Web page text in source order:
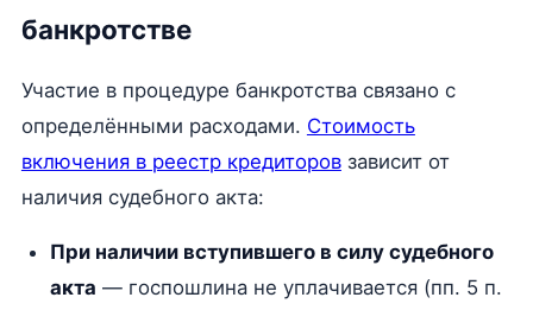
банкротстве
Участие в процедуре банкротства связано с
определёнными расходами. Стоимость
включения в реестр кредиторовзависит от
наличия судебного акта:
При наличии вступившего в силу судебного
акта — госпошлина не уплачивается (пп. 5 п.